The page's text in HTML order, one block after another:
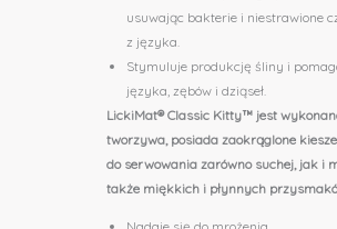
usuwając bakterie i niestrawione
z języka.
Stymuluje produkcję śliny i
języka, zębów i dziąseł.
LickiMat® Classic Kitty™ jest
tworzywa, posiada zaokrąglone
do serwowania zarówno suchej, jak i
także miękkich i płynnych